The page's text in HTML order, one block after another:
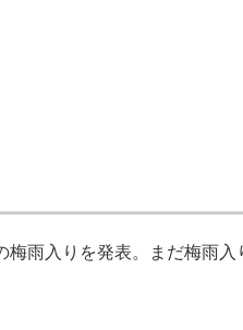
雨入りを発表。まだ梅雨入